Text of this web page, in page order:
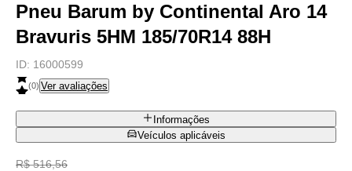
Pneu Barum by Continental Aro 14
Bravuris 5HM 185/70R14 88H
ID: 16000599
(0) Ver avaliações
Informações
Veículos aplicáveis
R$ 516,56